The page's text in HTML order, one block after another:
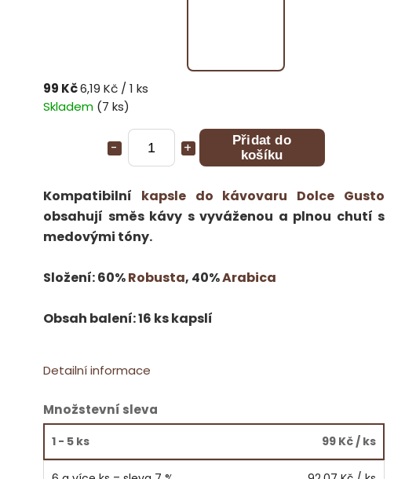
99 Kč6,19 Kč / 1 ks
Skladem (7 ks)
Množstevní sleva
1 - 5 ks 99 Kč/ ks
Přidat do
košíku
Kompatibilní kapsle do kávovaru Dolce Gusto
obsahují směs kávy s vyváženou a plnou chutí s
medovými tóny.
Složení: 60%Robusta, 40%Arabica
Obsah balení: 16 ks kapslí
Detailní informace